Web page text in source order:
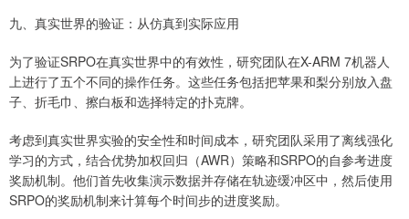
九、真实世界的验证：从仿真到实际应用
为了验证SRPO在真实世界中的有效性，研究团队在X-ARM 7机器人
上进行了五个不同的操作任务。这些任务包括把苹果和梨分别放入盘
子、折毛巾、擦白板和选择特定的扑克牌。
考虑到真实世界实验的安全性和时间成本，研究团队采用了离线强化
学习的方式，结合优势加权回归（AWR）策略和SRPO的自参考进度
奖励机制。他们首先收集演示数据并存储在轨迹缓冲区中，然后使用
SRPO的奖励机制来计算每个时间步的进度奖励。